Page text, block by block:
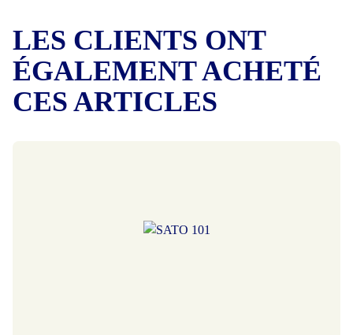
LES CLIENTS ONT
ÉGALEMENT ACHETÉ
CES ARTICLES